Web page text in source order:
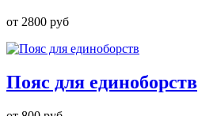
от 2800 руб
Пояс для единоборств